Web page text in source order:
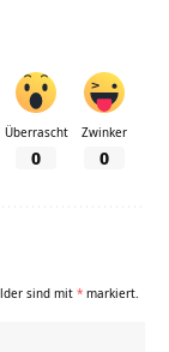
Überrascht
0
Zwinker
0
sind mit * markiert.